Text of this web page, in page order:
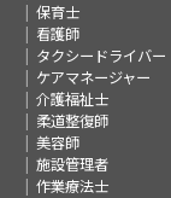
保育士
看護師
タクシードライバー
ケアマネージャー
介護福祉士
柔道整復師
美容師
施設管理者
作業療法士